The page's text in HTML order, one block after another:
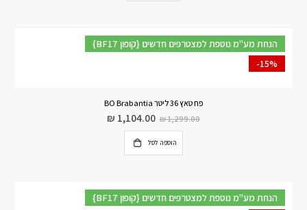
{BF17 קופון} הנחת מע"מ נוספת למצטרפים חדשים
-15%
פח טאץ 36 ליטר BO Brabantia
₪1,299.00
₪ 1,104.00
הוספה לסל
{BF17 קופון} הנחת מע"מ נוספת למצטרפים חדשים